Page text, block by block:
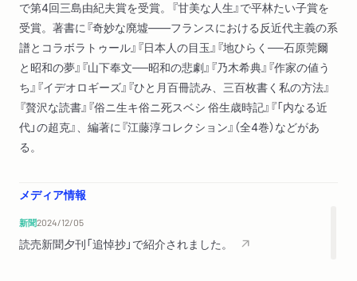
解説 妖刀伝説（久世光彦）
で第4回三島由紀夫賞を受賞。『甘美な人生』で平林たい子賞を
受賞。著書に『奇妙な廃墟――フランスにおける反近代主義の系
譜とコラボラトゥール』『日本人の目玉』『地ひらく──石原莞爾
と昭和の夢』『山下奉文──昭和の悲劇』『乃木希典』『作家の値う
ち』『イデオロギーズ』『ひと月百冊読み、三百枚書く私の方法』
『贅沢な読書』『俗ニ生キ俗ニ死スベシ 俗生歳時記』『「内なる近
代」の超克』、編著に『江藤淳コレクション』（全4巻）などがあ
る。
メディア情報
新聞2024/12/05
読売新聞夕刊「追悼抄」で紹介されました。